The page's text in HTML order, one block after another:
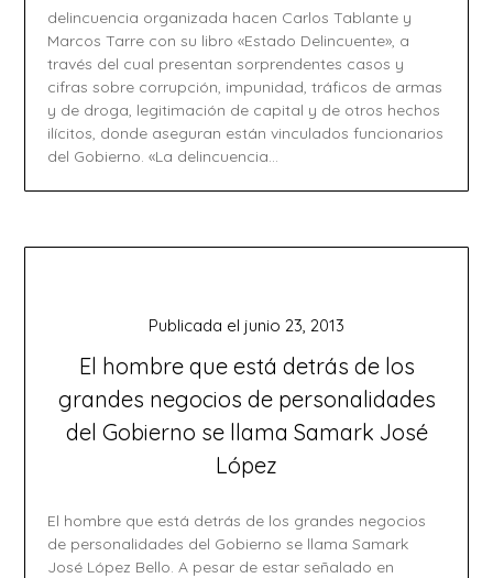
delincuencia organizada hacen Carlos Tablante y
Marcos Tarre con su libro «Estado Delincuente», a
través del cual presentan sorprendentes casos y
cifras sobre corrupción, impunidad, tráficos de armas
y de droga, legitimación de capital y de otros hechos
ilícitos, donde aseguran están vinculados funcionarios
del Gobierno. «La delincuencia…
El hombre que está detrás de los
grandes negocios de personalidades
del Gobierno se llama Samark José
López
Publicada el junio 23, 2013
El hombre que está detrás de los grandes negocios
de personalidades del Gobierno se llama Samark
José López Bello. A pesar de estar señalado en